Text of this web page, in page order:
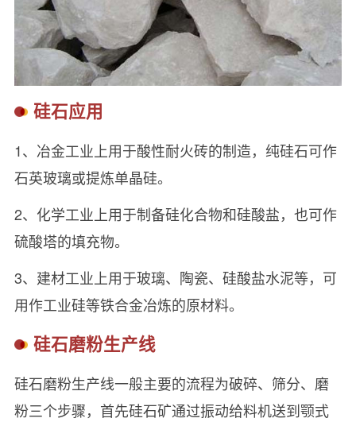
硅石应用
1、冶金工业上用于酸性耐火砖的制造，纯硅石可作
石英玻璃或提炼单晶硅。
2、化学工业上用于制备硅化合物和硅酸盐，也可作
硫酸塔的填充物。
3、建材工业上用于玻璃、陶瓷、硅酸盐水泥等，可
用作工业硅等铁合金冶炼的原材料。
硅石磨粉生产线
硅石磨粉生产线一般主要的流程为破碎、筛分、磨
粉三个步骤，首先硅石矿通过振动给料机送到颚式